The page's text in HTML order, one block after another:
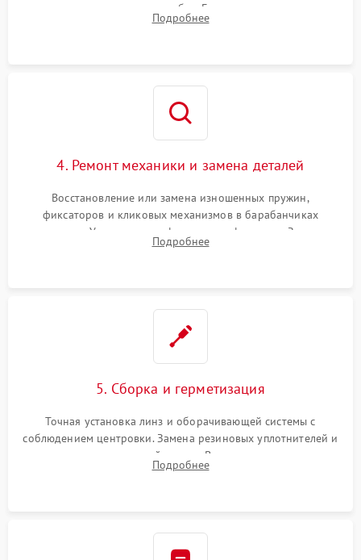
покрытия или появления грибка. Бережная очистка стекол
спецрастворами. Проверка целостности гравированной
Подробнее
4. Ремонт механики и замена деталей
Восстановление или замена изношенных пружин,
фиксаторов и кликовых механизмов в барабанчиках
поправок. Устранение люфтов в трансфокаторе. Замена
поврежденных линз, разбитой сетки или восстановление
Подробнее
5. Сборка и герметизация
Точная установка линз и оборачивающей системы с
соблюдением центровки. Замена резиновых уплотнителей и
нанесение влагозащитной смазки. Вакуумирование корпуса
и заполнение его осушенным азотом или аргоном для
Подробнее